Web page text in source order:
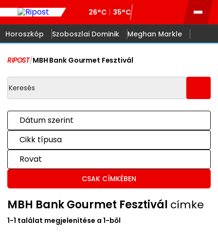
26°C 35°C
Horoszkóp Szoboszlai Dominik Meghan Markle
RIPOST/MBH Bank Gourmet Fesztivál
Dátum szerint
Cikk típusa
Rovat
CSAK CÍMKÉBEN
MBH Bank Gourmet Fesztivál címke
1-1 találat megjelenítése a 1-ből